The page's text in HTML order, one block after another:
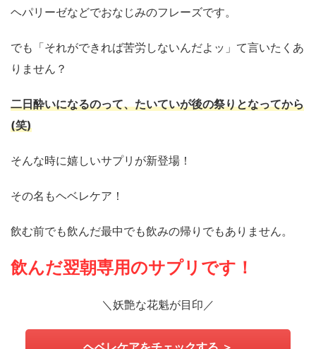
ヘパリーゼなどでおなじみのフレーズです。
でも「それができれば苦労しないんだよッ」て言いたくあ
りません？
二日酔いになるのって、たいていが後の祭りとなってから
(笑)
そんな時に嬉しいサプリが新登場！
その名もヘベレケア！
飲む前でも飲んだ最中でも飲みの帰りでもありません。
飲んだ翌朝専用のサプリです！
＼妖艶な花魁が目印／